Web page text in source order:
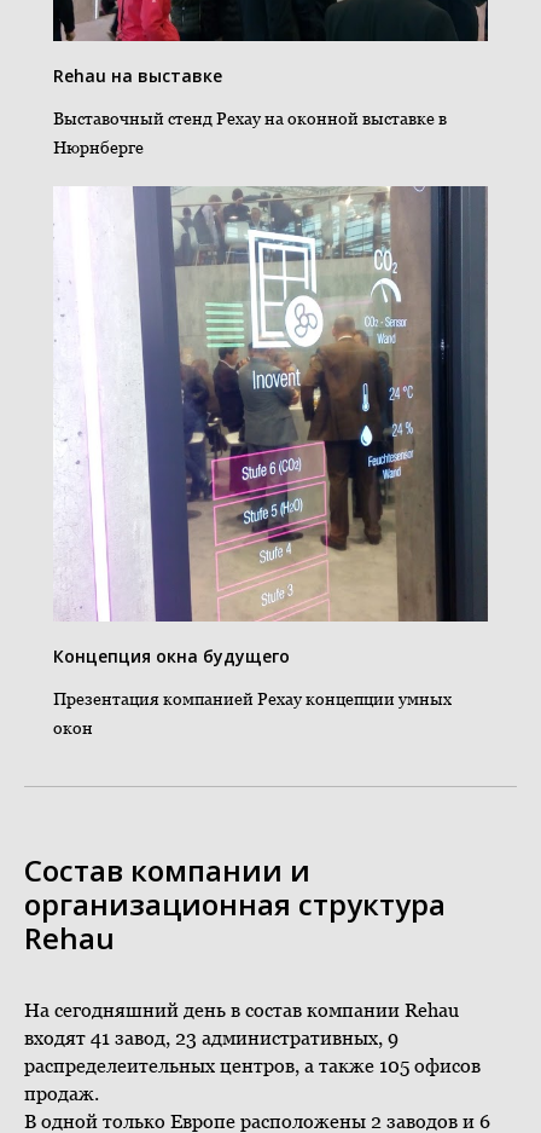
Rehau на выставке
Выставочный стенд Рехау на оконной выставке в
Нюрнберге
Концепция окна будущего
Презентация компанией Рехау концепции умных
окон
Состав компании и
организационная структура
Rehau
На сегодняшний день в состав компании Rehau
входят 41 завод, 23 административных, 9
распределеительных центров, а также 105 офисов
продаж.
В одной только Европе расположены 2 заводов и 6